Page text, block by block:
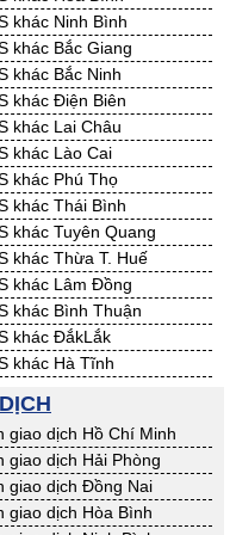
Thuê Cà Mau
Thuê Hậu Giang
Thuê Long An
Thuê Tây Ninh
Thuê Trà Vinh
Thuê Hải Dương
Thuê Quảng Ninh
khác Ninh Bình
khác Bắc Giang
khác Bắc Ninh
khác Điện Biên
khác Lai Châu
khác Lào Cai
khác Phú Thọ
khác Thái Bình
khác Tuyên Quang
khác Thừa T. Huế
khác Lâm Đồng
khác Bình Thuận
khác ĐắkLắk
khác Hà Tĩnh
khác Phú Yên
khác Quảng Nam
khác Bà Rịa - VT
khác An Giang
khác Bến Tre
giao dịch Hồ Chí Minh
giao dịch Hải Phòng
giao dịch Đồng Nai
giao dịch Hòa Bình